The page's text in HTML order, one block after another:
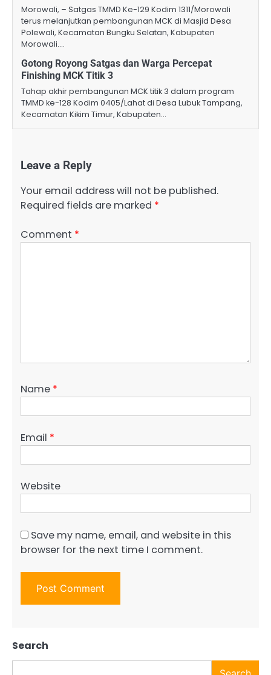
Morowali, – Satgas TMMD Ke-129 Kodim 1311/Morowali
terus melanjutkan pembangunan MCK di Masjid Desa
Polewali, Kecamatan Bungku Selatan, Kabupaten
Morowali.…
Gotong Royong Satgas dan Warga Percepat
Finishing MCK Titik 3
Tahap akhir pembangunan MCK titik 3 dalam program
TMMD ke-128 Kodim 0405/Lahat di Desa Lubuk Tampang,
Kecamatan Kikim Timur, Kabupaten…
Leave a Reply
Your email address will not be published.
Required fields are marked *
Comment *
Name *
Email *
Website
Save my name, email, and website in this
browser for the next time I comment.
Search